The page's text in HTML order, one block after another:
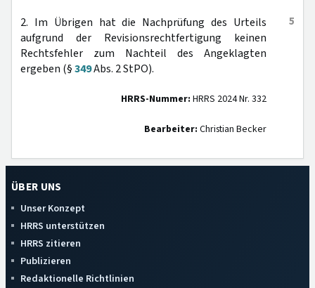
5
2. Im Übrigen hat die Nachprüfung des Urteils
aufgrund der Revisionsrechtfertigung keinen
Rechtsfehler zum Nachteil des Angeklagten
ergeben (§349Abs. 2 StPO).
HRRS-Nummer: HRRS 2024 Nr. 332
Bearbeiter: Christian Becker
ÜBER UNS
Unser Konzept
HRRS unterstützen
HRRS zitieren
Publizieren
Redaktionelle Richtlinien